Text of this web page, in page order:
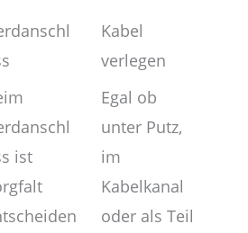
ist
Kabel
verlegen
Egal ob
unter Putz,
im
Kabelkanal
oder als Teil